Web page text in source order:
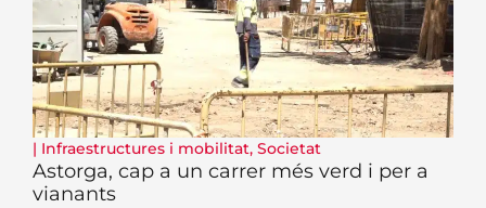
| Infraestructures i mobilitat, Societat
Astorga, cap a un carrer més verd i per a
vianants